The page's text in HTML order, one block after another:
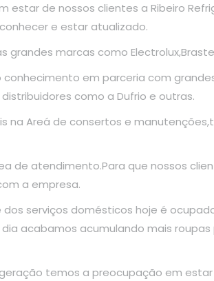
estar de nossos clientes a Ribeiro
e estar atualizado.
grandes marcas como
conhecimento em parceria com
como a Dufrio e outras.
na Areá de consertos e
de atendimento.Para que nossos
a empresa.
serviços domésticos hoje é
acabamos acumulando mais
temos a preocupação em